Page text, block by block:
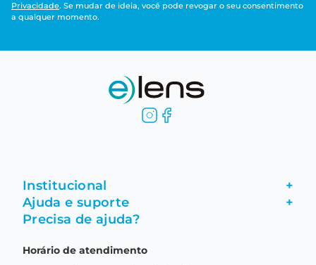
Privacidade. Se mudar de ideia, você pode revogar o seu consentimento
a qualquer momento.
Institucional +
Fale conosco
Ajuda e suporte +
Garantia
Precisa de ajuda?
Horário de atendimento